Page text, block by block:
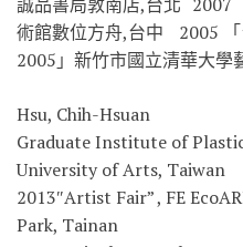
術館數位方舟,台中 2005
2005」新竹市國立清華大學
Hsu, Chih-Hsuan
Graduate Institute of
University of Arts, Taiwan
2013″Artist Fair” , FE
Park, Tainan